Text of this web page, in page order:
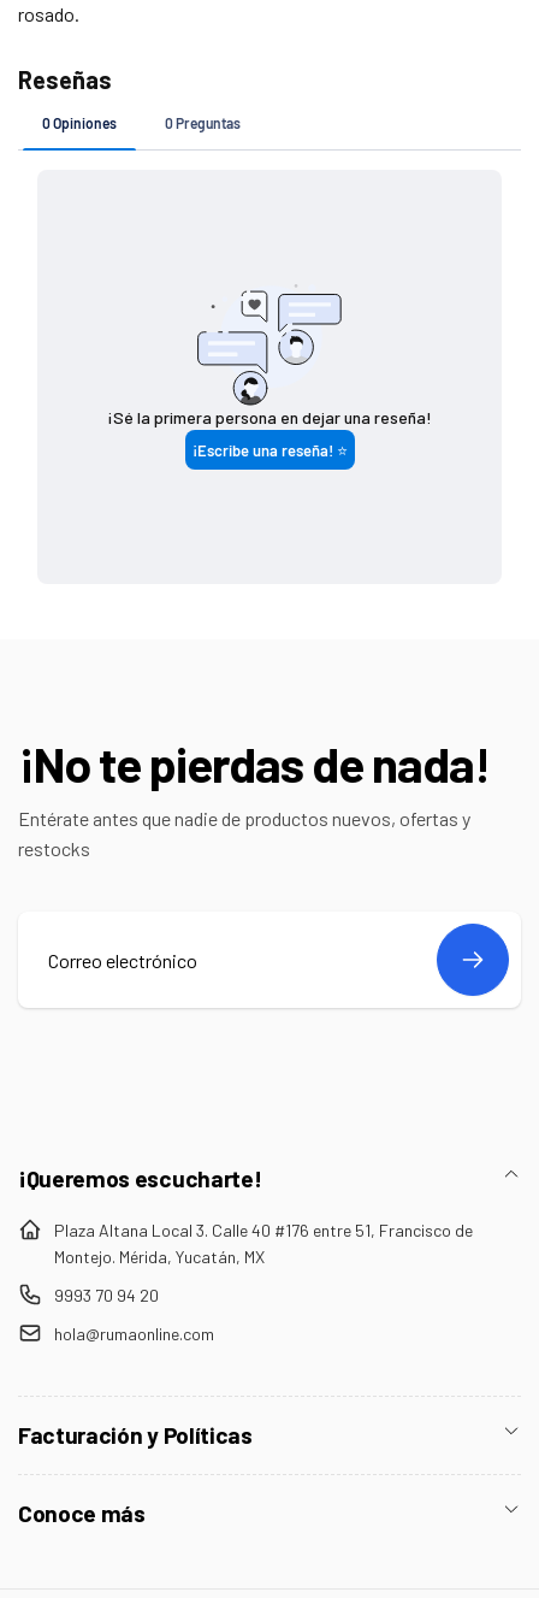
rosado.
$ 7 5 0 - $ 1 4 4 9
¡No te pierdas de nada!
Entérate antes que nadie de productos nuevos, ofertas y
restocks
Correo
¡Queremos escucharte!
Plaza Altana Local 3. Calle 40 #176 entre 51, Francisco de
Montejo. Mérida, Yucatán, MX
9993 70 94 20
hola@rumaonline.com
Facturación y Políticas
Conoce más